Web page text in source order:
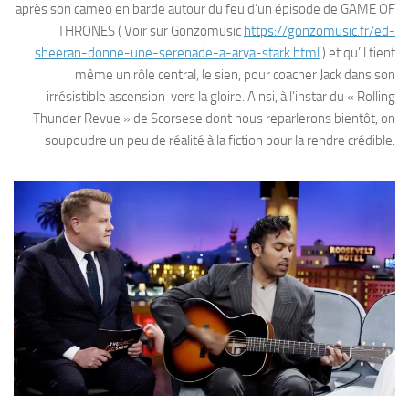
après son cameo en barde autour du feu d’un épisode de GAME OF
THRONES ( Voir sur Gonzomusic https://gonzomusic.fr/ed-
sheeran-donne-une-serenade-a-arya-stark.html ) et qu’il tient
même un rôle central, le sien, pour coacher Jack dans son
irrésistible ascension vers la gloire. Ainsi, à l’instar du « Rolling
Thunder Revue » de Scorsese dont nous reparlerons bientôt, on
soupoudre un peu de réalité à la fiction pour la rendre crédible.